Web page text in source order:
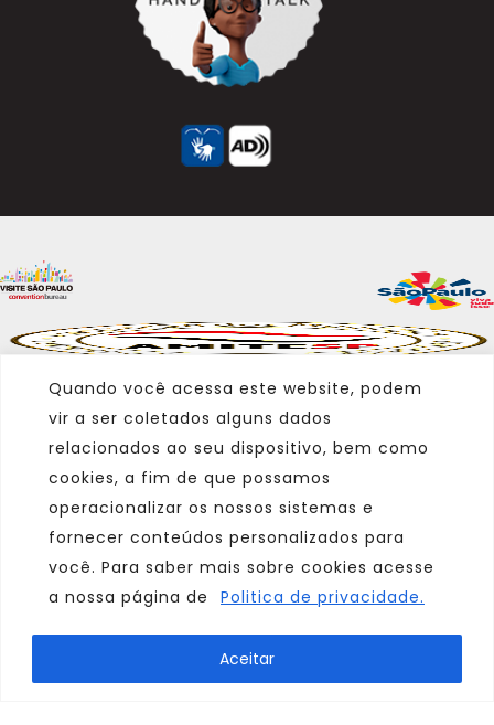
Quando você acessa este website, podem
vir a ser coletados alguns dados
relacionados ao seu dispositivo, bem como
cookies, a fim de que possamos
operacionalizar os nossos sistemas e
fornecer conteúdos personalizados para
você. Para saber mais sobre cookies acesse
a nossa página de
Politica de privacidade.
Aceitar
Parceiro